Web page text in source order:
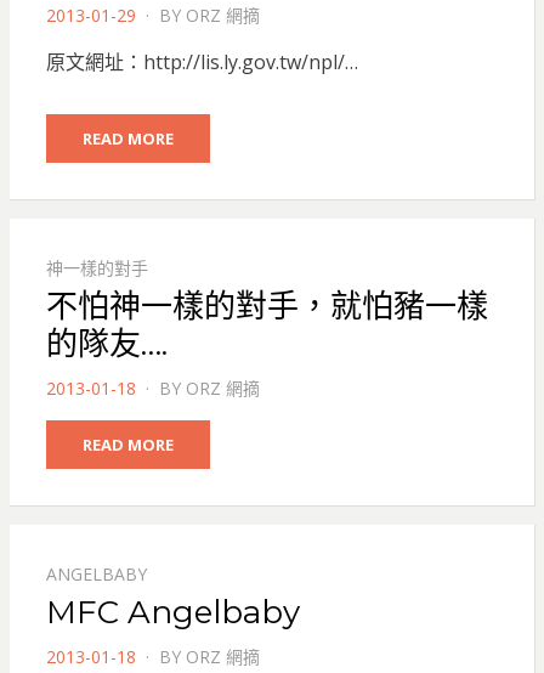
POSTED
2013-01-29 BY ORZ 網摘
原文網址：http://lis.ly.gov.tw/npl/…
READ MORE
神一樣的對手
不怕神一樣的對手，就怕豬一樣
的隊友….
POSTED
2013-01-18 BY ORZ 網摘
READ MORE
ANGELBABY
MFC Angelbaby
POSTED
2013-01-18 BY ORZ 網摘